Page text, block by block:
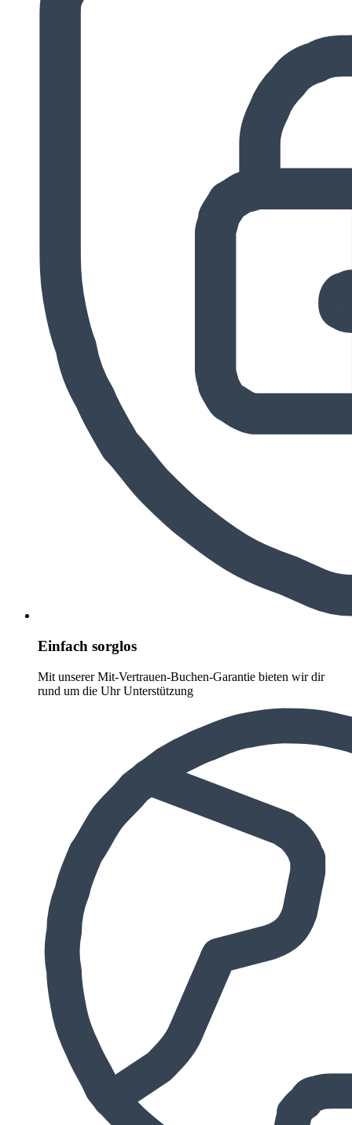
Einfach sorglos
Mit unserer Mit-Vertrauen-Buchen-Garantie bieten wir dir
rund um die Uhr Unterstützung